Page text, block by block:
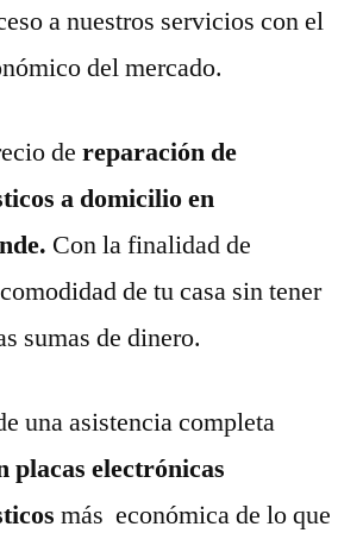
a nuestros servicios con el
del mercado.
de reparación de
a domicilio en
Con la finalidad de
de tu casa sin tener
sumas de dinero.
una asistencia completa
placas electrónicas
más económica de lo que